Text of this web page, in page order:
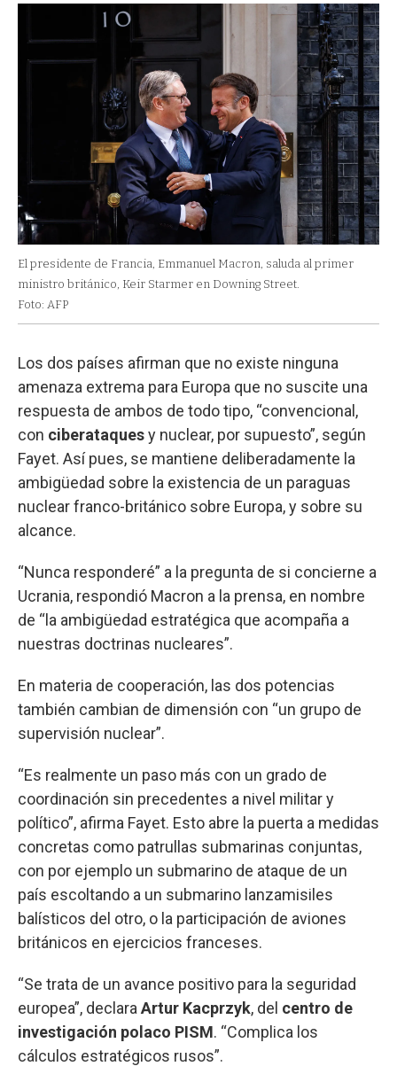
El presidente de Francia, Emmanuel Macron, saluda al primer
ministro británico, Keir Starmer en Downing Street.
Foto: AFP
Los dos países afirman que no existe ninguna
amenaza extrema para Europa que no suscite una
respuesta de ambos de todo tipo, “convencional,
con ciberataquesy nuclear, por supuesto”, según
Fayet. Así pues, se mantiene deliberadamente la
ambigüedad sobre la existencia de un paraguas
nuclear franco-británico sobre Europa, y sobre su
alcance.
“Nunca responderé” a la pregunta de si concierne a
Ucrania, respondió Macron a la prensa, en nombre
de “la ambigüedad estratégica que acompaña a
nuestras doctrinas nucleares”.
En materia de cooperación, las dos potencias
también cambian de dimensión con “un grupo de
supervisión nuclear”.
“Es realmente un paso más con un grado de
coordinación sin precedentes a nivel militar y
político”, afirma Fayet. Esto abre la puerta a medidas
concretas como patrullas submarinas conjuntas,
con por ejemplo un submarino de ataque de un
país escoltando a un submarino lanzamisiles
balísticos del otro, o la participación de aviones
británicos en ejercicios franceses.
“Se trata de un avance positivo para la seguridad
europea”, declara Artur Kacprzyk, del centro de
investigación polaco PISM. “Complica los
cálculos estratégicos rusos”.